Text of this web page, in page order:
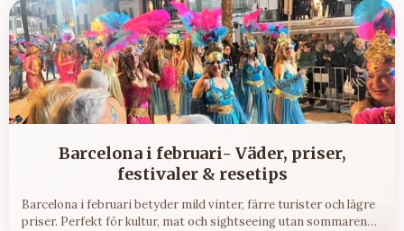
Barcelona i februari- Väder, priser,
festivaler & resetips
Barcelona i februari betyder mild vinter, färre turister och lägre
priser. Perfekt för kultur, mat och sightseeing utan sommarens